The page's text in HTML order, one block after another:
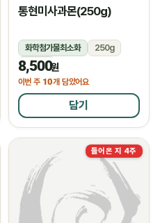
통현미사과몬(250g)
화학첨가물최소화
250g
상온
8,500원
이번 주 10개 담았어요
담기
들어온 지 4주